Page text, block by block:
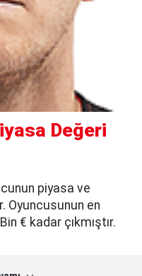
Değeri
piyasa ve
Oyuncusunun en
€ kadar çıkmıştır.